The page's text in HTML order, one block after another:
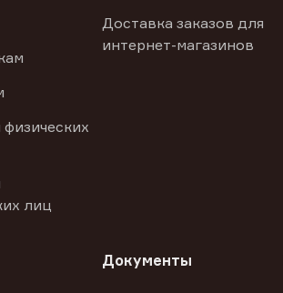
лиц
Доставка заказов для
интернет-магазинов
Документы